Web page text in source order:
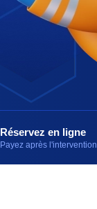
Réservez en ligne
Payez après l'intervention